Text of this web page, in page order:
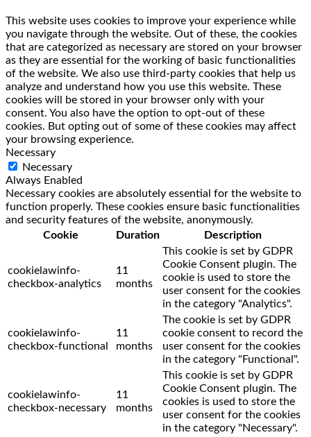
This website uses cookies to improve your experience while
you navigate through the website. Out of these, the cookies
that are categorized as necessary are stored on your browser
as they are essential for the working of basic functionalities
of the website. We also use third-party cookies that help us
analyze and understand how you use this website. These
cookies will be stored in your browser only with your
consent. You also have the option to opt-out of these
cookies. But opting out of some of these cookies may affect
your browsing experience.
Necessary
Necessary
Always Enabled
Necessary cookies are absolutely essential for the website to
function properly. These cookies ensure basic functionalities
and security features of the website, anonymously.
Cookie
Duration Description
cookielawinfo-
checkbox-analytics
11
months
This cookie is set by GDPR
Cookie Consent plugin. The
cookie is used to store the
user consent for the cookies
in the category "Analytics".
cookielawinfo-
checkbox-functional
11
months
The cookie is set by GDPR
cookie consent to record the
user consent for the cookies
in the category "Functional".
cookielawinfo-
checkbox-necessary
11
months
This cookie is set by GDPR
Cookie Consent plugin. The
cookies is used to store the
user consent for the cookies
in the category "Necessary".